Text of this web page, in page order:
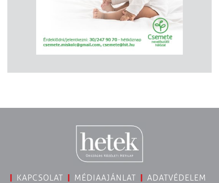
KAPCSOLAT MÉDIAAJÁNLAT
ADATVÉDELEM